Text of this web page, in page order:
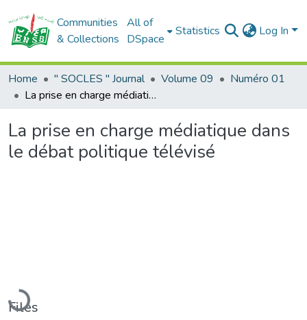
Communities
& Collections
All of
DSpace
Statistics Log In
Home " SOCLES " Journal Volume 09
Numéro 01
La prise en charge médiatique dans le débat politique télévisé
La prise en charge médiatique dans
le débat politique télévisé
Loading...
Files